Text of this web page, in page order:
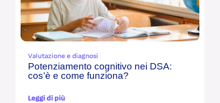
Valutazione e diagnosi
Potenziamento cognitivo nei DSA:
cos’è e come funziona?
Leggi di più